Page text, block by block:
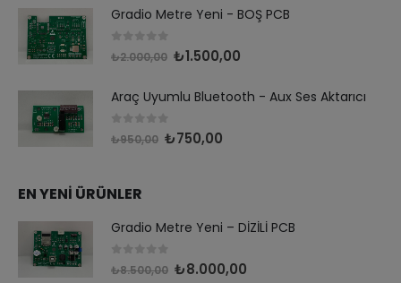
Gradio Metre Yeni - BOŞ PCB
out of 5
₺2.000,00 ₺1.500,00
Araç Uyumlu Bluetooth - Aux Ses Aktarıcı
out of 5
₺950,00 ₺750,00
EN YENİ ÜRÜNLER
Gradio Metre Yeni – DİZİLİ PCB
out of 5
₺8.500,00 ₺8.000,00